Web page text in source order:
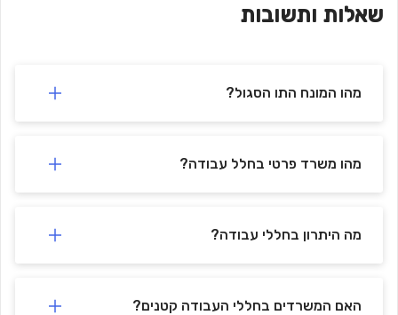
(
14
min)
1.0 km
שאלות ותשובות
מהו המונח התו הסגול?
מהו משרד פרטי בחלל עבודה?
מה היתרון בחללי עבודה?
האם המשרדים בחללי העבודה קטנים?